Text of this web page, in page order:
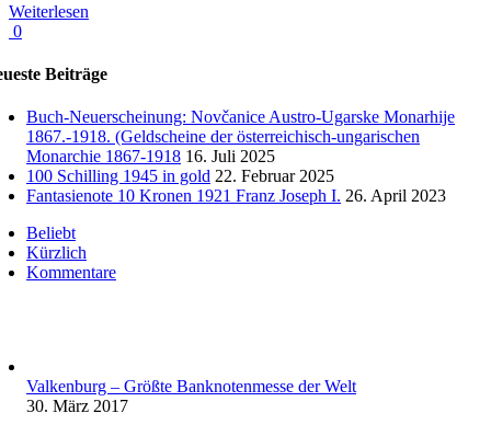
Weiterlesen
0
Beiträge
Buch-Neuerscheinung: Novčanice Austro-Ugarske Monarhije
1867.-1918. (Geldscheine der österreichisch-ungarischen
Monarchie 1867-1918 16. Juli 2025
100 Schilling 1945 in gold 22. Februar 2025
Fantasienote 10 Kronen 1921 Franz Joseph I. 26. April 2023
Beliebt
Kürzlich
Kommentare
Valkenburg – Größte Banknotenmesse der Welt
30. März 2017